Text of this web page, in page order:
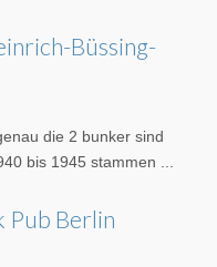
Büssing-
die 2 bunker sind
bis 1945 stammen ...
Pub Berlin